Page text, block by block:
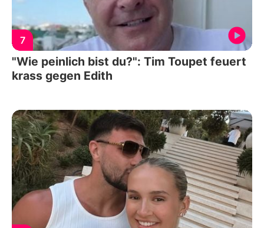
7
"Wie peinlich bist du?": Tim Toupet feuert
krass gegen Edith